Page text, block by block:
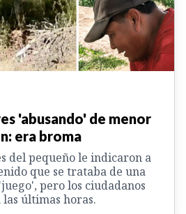
'abusando' de menor
era broma
del pequeño le indicaron a
que se trataba de una
pero los ciudadanos
últimas horas.